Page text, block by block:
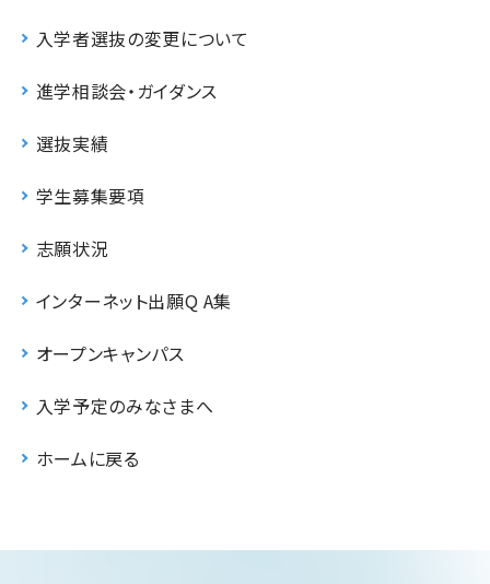
入学者選抜の変更について
進学相談会・ガイダンス
選抜実績
学生募集要項
志願状況
インターネット出願Q A集
オープンキャンパス
入学予定のみなさまへ
ホームに戻る